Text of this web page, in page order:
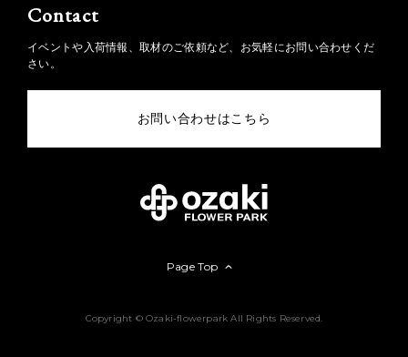
Contact
イベントや入荷情報、取材のご依頼など、お気軽にお問い合わせくだ
さい。
お問い合わせはこちら
Copyright © Ozaki-flowerpark All Rights Reserved.
Page Top